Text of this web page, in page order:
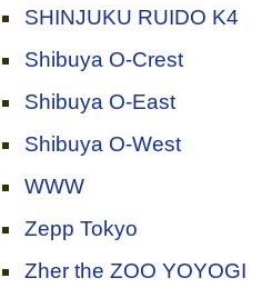
SHINJUKU RUIDO K4
Shibuya O-Crest
Shibuya O-East
Shibuya O-West
WWW
Zepp Tokyo
Zher the ZOO YOYOGI